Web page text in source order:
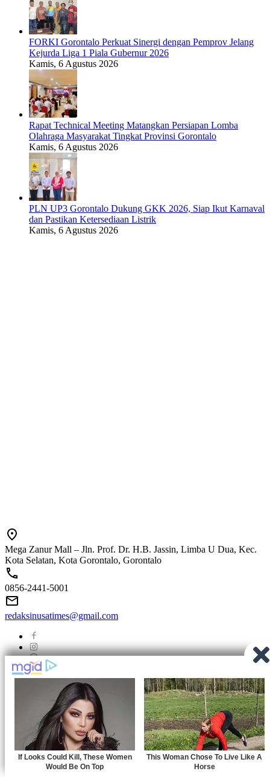
FORKI Gorontalo Perkuat Sinergi dengan Pemprov Jelang
Kejurda Liga 1 Piala Gubernur 2026
Kamis, 6 Agustus 2026
Rapat Technical Meeting Matangkan Persiapan Lomba
Olahraga Masyarakat Tingkat Provinsi Gorontalo
Kamis, 6 Agustus 2026
PLN UP3 Gorontalo Dukung GKK 2026, Siap Ikut Karnaval
dan Pastikan Ketersediaan Listrik
Kamis, 6 Agustus 2026
Mega Zanur Mall – Jln. Prof. Dr. H.B. Jassin, Limba U Dua, Kec.
Kota Selatan, Kota Gorontalo, Gorontalo
0856-2441-5001
redaksinusatimes@gmail.com
Tentang Kami
Pedoman Media Siber
Privacy
Indeks Berita
© 2024Nusatimes.id